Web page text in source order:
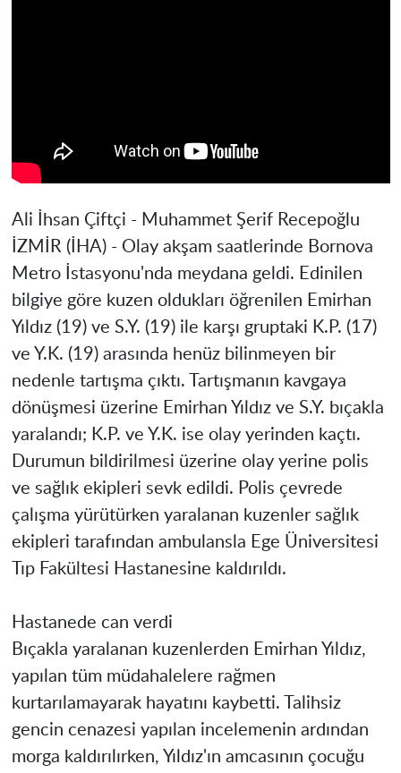
Ali İhsan Çiftçi - Muhammet Şerif Recepoğlu
İZMİR (İHA) - Olay akşam saatlerinde Bornova
Metro İstasyonu'nda meydana geldi. Edinilen
bilgiye göre kuzen oldukları öğrenilen Emirhan
Yıldız (19) ve S.Y. (19) ile karşı gruptaki K.P. (17)
ve Y.K. (19) arasında henüz bilinmeyen bir
nedenle tartışma çıktı. Tartışmanın kavgaya
dönüşmesi üzerine Emirhan Yıldız ve S.Y. bıçakla
yaralandı; K.P. ve Y.K. ise olay yerinden kaçtı.
Durumun bildirilmesi üzerine olay yerine polis
ve sağlık ekipleri sevk edildi. Polis çevrede
çalışma yürütürken yaralanan kuzenler sağlık
ekipleri tarafından ambulansla Ege Üniversitesi
Tıp Fakültesi Hastanesine kaldırıldı.
Hastanede can verdi
Bıçakla yaralanan kuzenlerden Emirhan Yıldız,
yapılan tüm müdahalelere rağmen
kurtarılamayarak hayatını kaybetti. Talihsiz
gencin cenazesi yapılan incelemenin ardından
morga kaldırılırken, Yıldız'ın amcasının çocuğu